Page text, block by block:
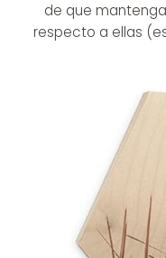
de que
respecto a ellas